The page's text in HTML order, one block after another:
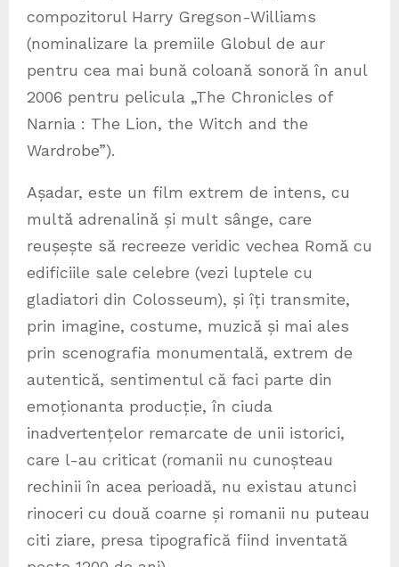
compozitorul Harry Gregson-Williams
(nominalizare la premiile Globul de aur
pentru cea mai bună coloană sonoră în anul
2006 pentru pelicula „The Chronicles of
Narnia : The Lion, the Witch and the
Wardrobe”).
Așadar, este un film extrem de intens, cu
multă adrenalină și mult sânge, care
reușește să recreeze veridic vechea Romă cu
edificiile sale celebre (vezi luptele cu
gladiatori din Colosseum), și îți transmite,
prin imagine, costume, muzică și mai ales
prin scenografia monumentală, extrem de
autentică, sentimentul că faci parte din
emoționanta producție, în ciuda
inadvertențelor remarcate de unii istorici,
care l-au criticat (romanii nu cunoșteau
rechinii în acea perioadă, nu existau atunci
rinoceri cu două coarne și romanii nu puteau
citi ziare, presa tipografică fiind inventată